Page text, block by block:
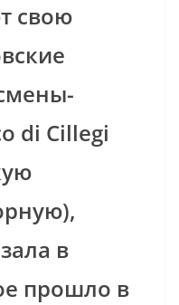
свою
di Cillegi
в
прошло в